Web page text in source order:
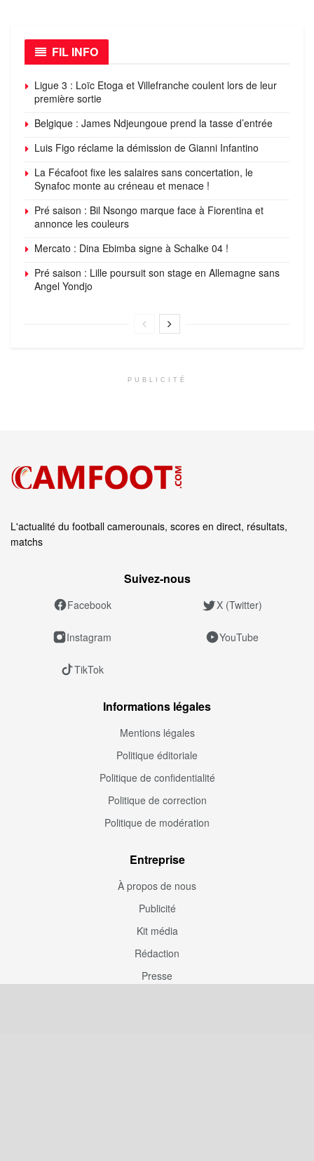
FIL INFO
Ligue 3 : Loïc Etoga et Villefranche coulent lors de leur
première sortie
Belgique : James Ndjeungoue prend la tasse d’entrée
Luis Figo réclame la démission de Gianni Infantino
La Fécafoot fixe les salaires sans concertation, le
Synafoc monte au créneau et menace !
Pré saison : Bil Nsongo marque face à Fiorentina et
annonce les couleurs
Mercato : Dina Ebimba signe à Schalke 04 !
Pré saison : Lille poursuit son stage en Allemagne sans
Angel Yondjo
PUBLICITÉ
L'actualité du football camerounais, scores en direct, résultats,
matchs
Suivez‑nous
Facebook X (Twitter)
Instagram YouTube
TikTok
Informations légales
Mentions légales
Politique éditoriale
Politique de confidentialité
Politique de correction
Politique de modération
Entreprise
À propos de nous
Publicité
Kit média
Rédaction
Presse